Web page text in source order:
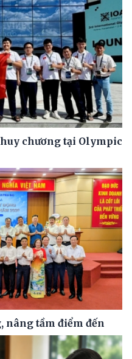
chương tại Olympic
nâng tầm điểm đến